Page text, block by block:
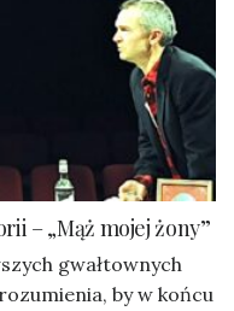
– „Mąż mojej żony”
gwałtownych
by w końcu